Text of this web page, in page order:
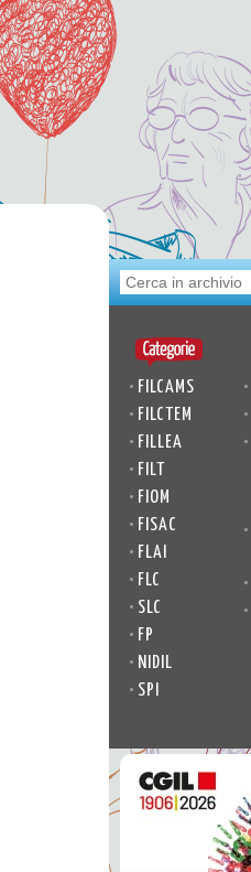
• FILCAMS
• FILCTEM
• FILLEA
• FILT
• FIOM
• FISAC
• FLAI
• FLC
• SLC
• FP
• NIDIL
• SPI
•
•
•
•
•
•